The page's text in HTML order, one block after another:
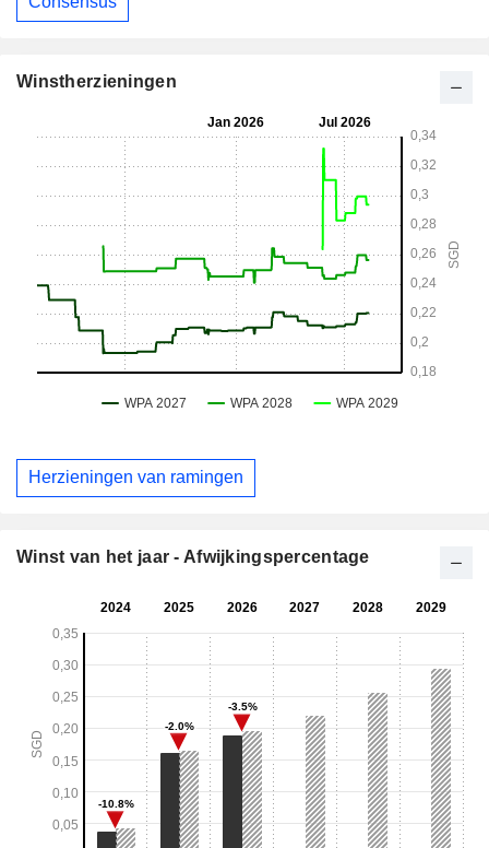
Winstherzieningen
Herzieningen van ramingen
Winst van het jaar - Afwijkingspercentage